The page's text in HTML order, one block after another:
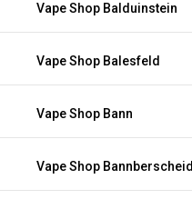
Vape Shop Balduinstein
Vape Shop Balesfeld
Vape Shop Bann
Vape Shop Bannberscheid